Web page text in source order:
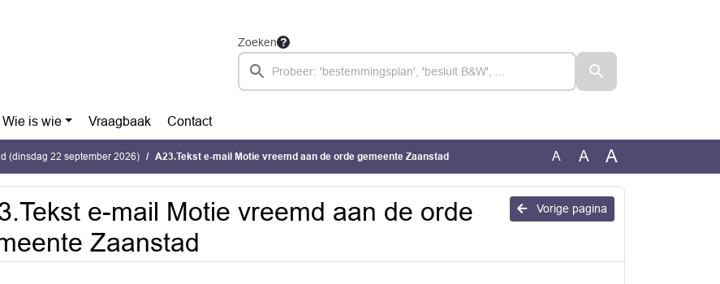
Zoeken
Wie is wie Vraagbaak Contact
(dinsdag 22 september 2026) A23.Tekst e-mail Motie vreemd aan de orde gemeente Zaanstad A A A
Vorige pagina
e-mail Motie vreemd aan de orde
Zaanstad